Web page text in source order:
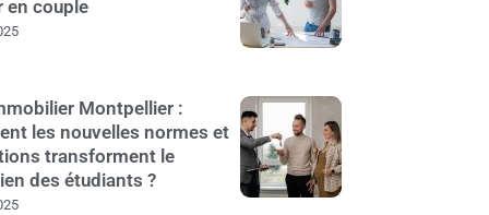
en couple
Montpellier :
les nouvelles normes et
transforment le
des étudiants ?